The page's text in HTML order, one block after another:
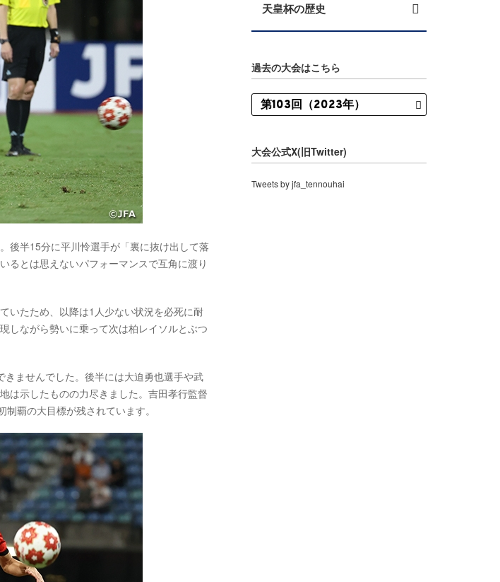
後半15分に平川怜選手が「裏に抜け出して落
るとは思えないパフォーマンスで互角に渡り
いたため、以降は1人少ない状況を必死に耐
しながら勢いに乗って次は柏レイソルとぶつ
ませんでした。後半には大迫勇也選手や武
は示したものの力尽きました。吉田孝行監督
覇の大目標が残されています。
天皇杯の歴史
過去の大会はこちら
大会公式X(旧Twitter)
Tweets by jfa_tennouhai